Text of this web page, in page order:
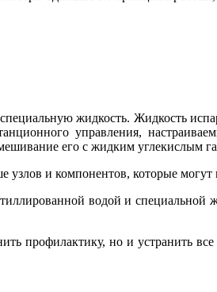
жидкость. Жидкость
управления,
его с жидким углекислым
и компонентов, которые могут
водой и
но и устранить все